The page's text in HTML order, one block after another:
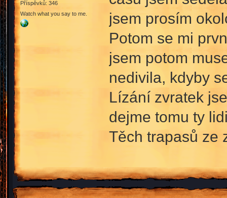
Příspěvků: 346
Watch what you say to me.
jsem prosím
Potom se mi
jsem potom
nedivila, kdyby
Lízání zvratek
dejme tomu ty
Těch trapasů ze